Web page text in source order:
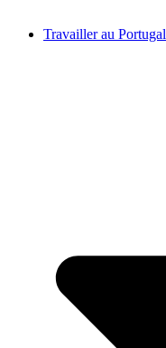
Travailler au Portugal